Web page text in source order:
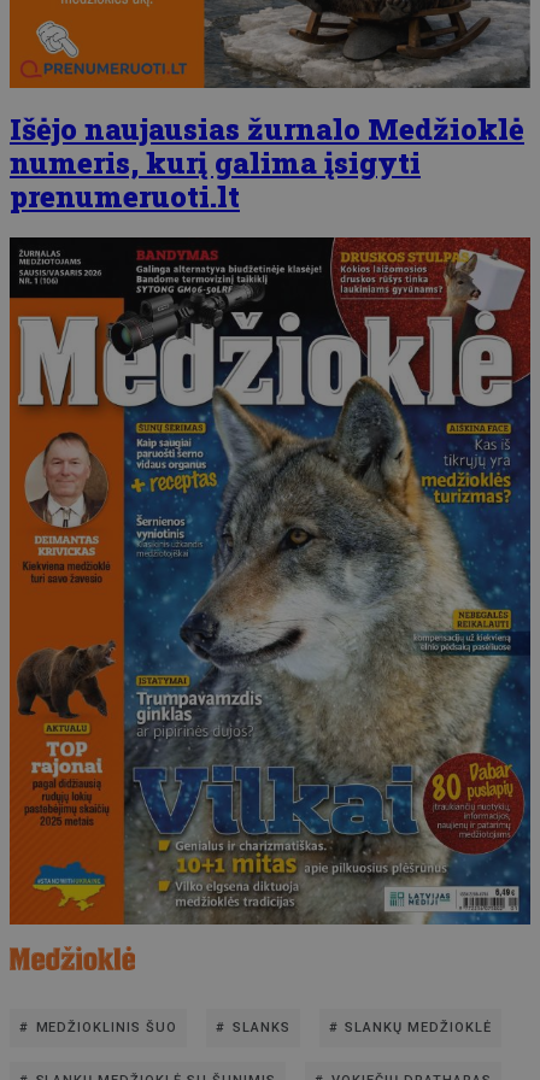
Išėjo naujausias žurnalo Medžioklė
numeris, kurį galima įsigyti
prenumeruoti.lt
MEDŽIOKLINIS ŠUO SLANKS SLANKŲ MEDŽIOKLĖ